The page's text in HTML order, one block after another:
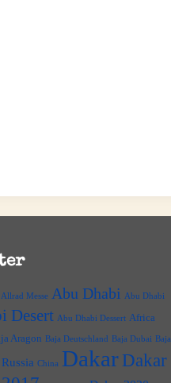
Messe Abu Dhabi Abu Dhabi
Desert Abu Dhabi Dessert Africa
Aragon Baja Deutschland Baja Dubai Baja
China Dakar Dakar